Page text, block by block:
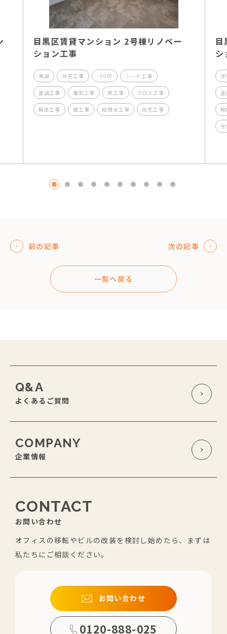
目黒区賃貸マンション 2号棟リノベー
ション工事
美装 住宅工事 ~50坪 シート工事
塗装工事 電気工事 床工事 クロス工事
解体工事 雑工事 給排水工事 住宅工事
シ
住
塗
解
住
1
2 3 4 5 6 7 8
前の記事 次の記事
一覧へ戻る
Q&A
よくあるご質問
COMPANY
企業情報
CONTACT
お問い合わせ
オフィスの移転やビルの改装を検討し始めたら、まずは
私たちにご相談ください。
お問い合わせ
0120-888-025